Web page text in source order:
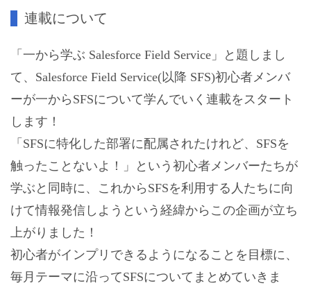
連載について
「一から学ぶ Salesforce Field Service」と題しまし
て、Salesforce Field Service(以降 SFS)初心者メンバ
ーが一からSFSについて学んでいく連載をスタート
します！
「SFSに特化した部署に配属されたけれど、SFSを
触ったことないよ！」という初心者メンバーたちが
学ぶと同時に、これからSFSを利用する人たちに向
けて情報発信しようという経緯からこの企画が立ち
上がりました！
初心者がインプリできるようになることを目標に、
毎月テーマに沿ってSFSについてまとめていきま